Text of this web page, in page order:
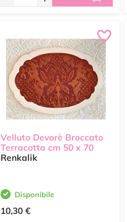
Velluto Devorè Broccato
Terracotta cm 50 x 70
Renkalik
Disponibile
10,30 €